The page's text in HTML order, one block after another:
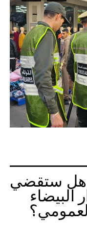
هل ستقضي